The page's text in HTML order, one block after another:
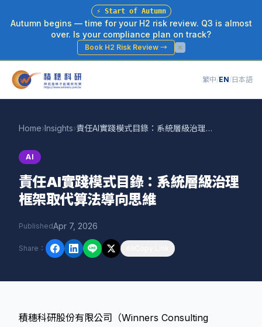
⚡ Start of Autumn
Autumn begins — time for your H2 risk review. Q3 is almost
over. Is your compliance plan on track?
Book H2 Risk Review→
繁中/EN/日本語
Home›Insights› 責任AI實踐模式目錄：系統層級治理框架取代算法導向思維
AI
責任AI實踐模式目錄：系統層級治理
框架取代算法導向思維
PublishedApr 7, 2026
Share ：
積穗科研股份有限公司（Winners Consulting